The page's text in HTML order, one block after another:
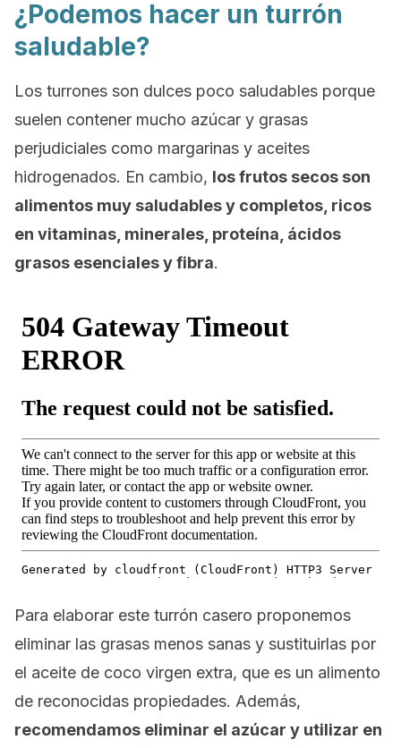
¿Podemos hacer un turrón
saludable?
Los turrones son dulces poco saludables porque
suelen contener mucho azúcar y grasas
perjudiciales como margarinas y aceites
hidrogenados. En cambio, los frutos secos son
alimentos muy saludables y completos, ricos
en vitaminas, minerales, proteína, ácidos
grasos esenciales y fibra.
Para elaborar este turrón casero proponemos
eliminar las grasas menos sanas y sustituirlas por
el aceite de coco virgen extra, que es un alimento
de reconocidas propiedades. Además,
recomendamos eliminar el azúcar y utilizar en